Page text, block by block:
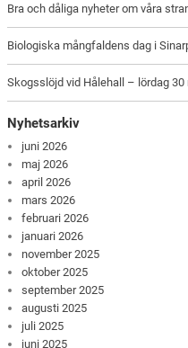
Bra och dåliga nyheter om våra
Biologiska mångfaldens dag i
Skogsslöjd vid Hålehall – lördag 30
Nyhetsarkiv
juni 2026
maj 2026
april 2026
mars 2026
februari 2026
januari 2026
november 2025
oktober 2025
september 2025
augusti 2025
juli 2025
juni 2025